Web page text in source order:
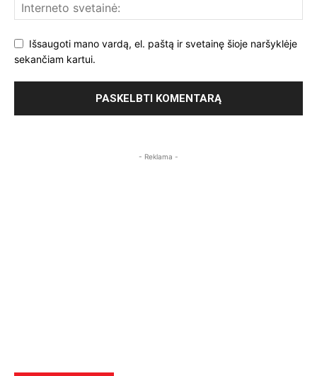
Išsaugoti mano vardą, el. paštą ir svetainę šioje naršyklėje
sekančiam kartui.
- Reklama -